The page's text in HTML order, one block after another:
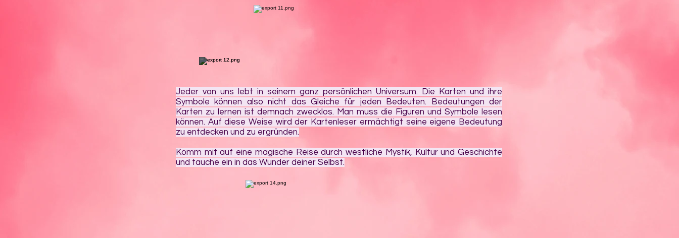
Jeder von uns lebt in seinem ganz persönlichen Universum. Die Karten und ihre
Symbole können also nicht das Gleiche für jeden Bedeuten. Bedeutungen der
Karten zu lernen ist demnach zwecklos. Man muss die Figuren und Symbole lesen
können. Auf diese Weise wird der Kartenleser ermächtigt seine eigene Bedeutung
zu entdecken und zu ergründen.
Komm mit auf eine magische Reise durch westliche Mystik, Kultur und Geschichte
und tauche ein in das Wunder deiner Selbst.